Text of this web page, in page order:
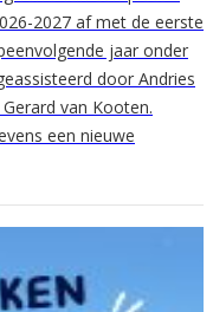
2027 af met de eerste
jaar onder
door Andries
van Kooten.
een nieuwe